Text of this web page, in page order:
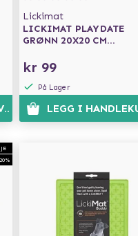
Lickimat
LICKIMAT PLAYDATE
GRØNN 20X20 CM
kr 99
På Lager
LEGG I